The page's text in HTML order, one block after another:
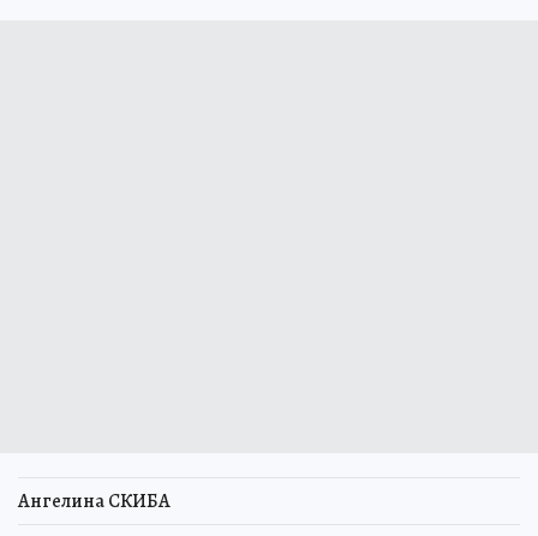
Ангелина СКИБА